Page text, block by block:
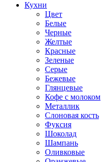
Кухни
Цвет
Белые
Черные
Желтые
Красные
Зеленые
Серые
Бежевые
Глянцевые
Кофе с молоком
Металлик
Слоновая кость
Фуксия
Шоколад
Шампань
Оливковые